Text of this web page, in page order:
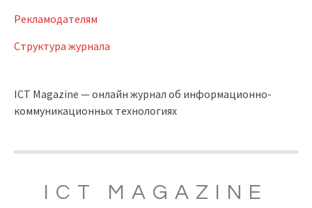
Рекламодателям
Структура журнала
ICT Magazine — онлайн журнал об информационно-
коммуникационных технологиях
ICT MAGAZINE